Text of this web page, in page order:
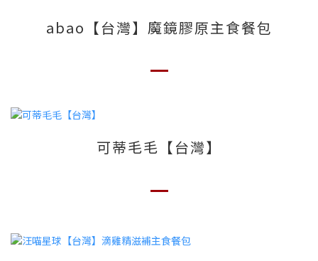
abao【台灣】魔鏡膠原主食餐包
可蒂毛毛【台灣】